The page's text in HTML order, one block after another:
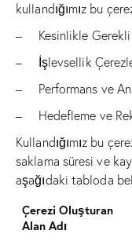
kullandığımız bu
– Kesinlikle Gerekli
– İşlevsellik
– Performans ve
– Hedefleme ve
Kullandığımız bu
saklama süresi ve
aşağıdaki tabloda
Çerezi Oluşturan
Alan Adı